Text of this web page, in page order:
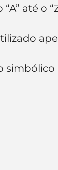
até o
simbólico